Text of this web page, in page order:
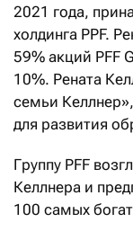
2021 года,
холдинга PPF.
59% акций PFF
10%. Рената
семьи
для развития
Группу PFF
Келлнера и
100 самых